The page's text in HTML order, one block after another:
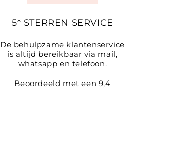
5* STERREN SERVICE
De behulpzame klantenservice
is altijd bereikbaar via mail,
whatsapp en telefoon.
Beoordeeld met een 9,4